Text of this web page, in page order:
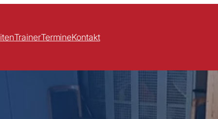
TrainerTermineKontakt